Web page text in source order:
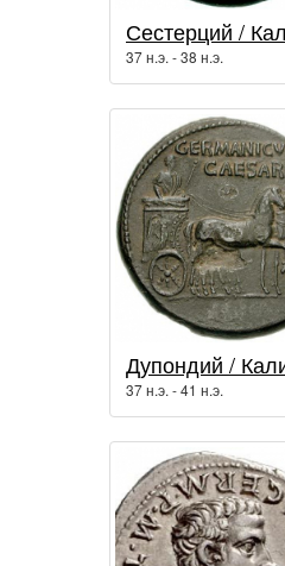
37 н.э. - 38 н.э.
37 н.э. - 41 н.э.